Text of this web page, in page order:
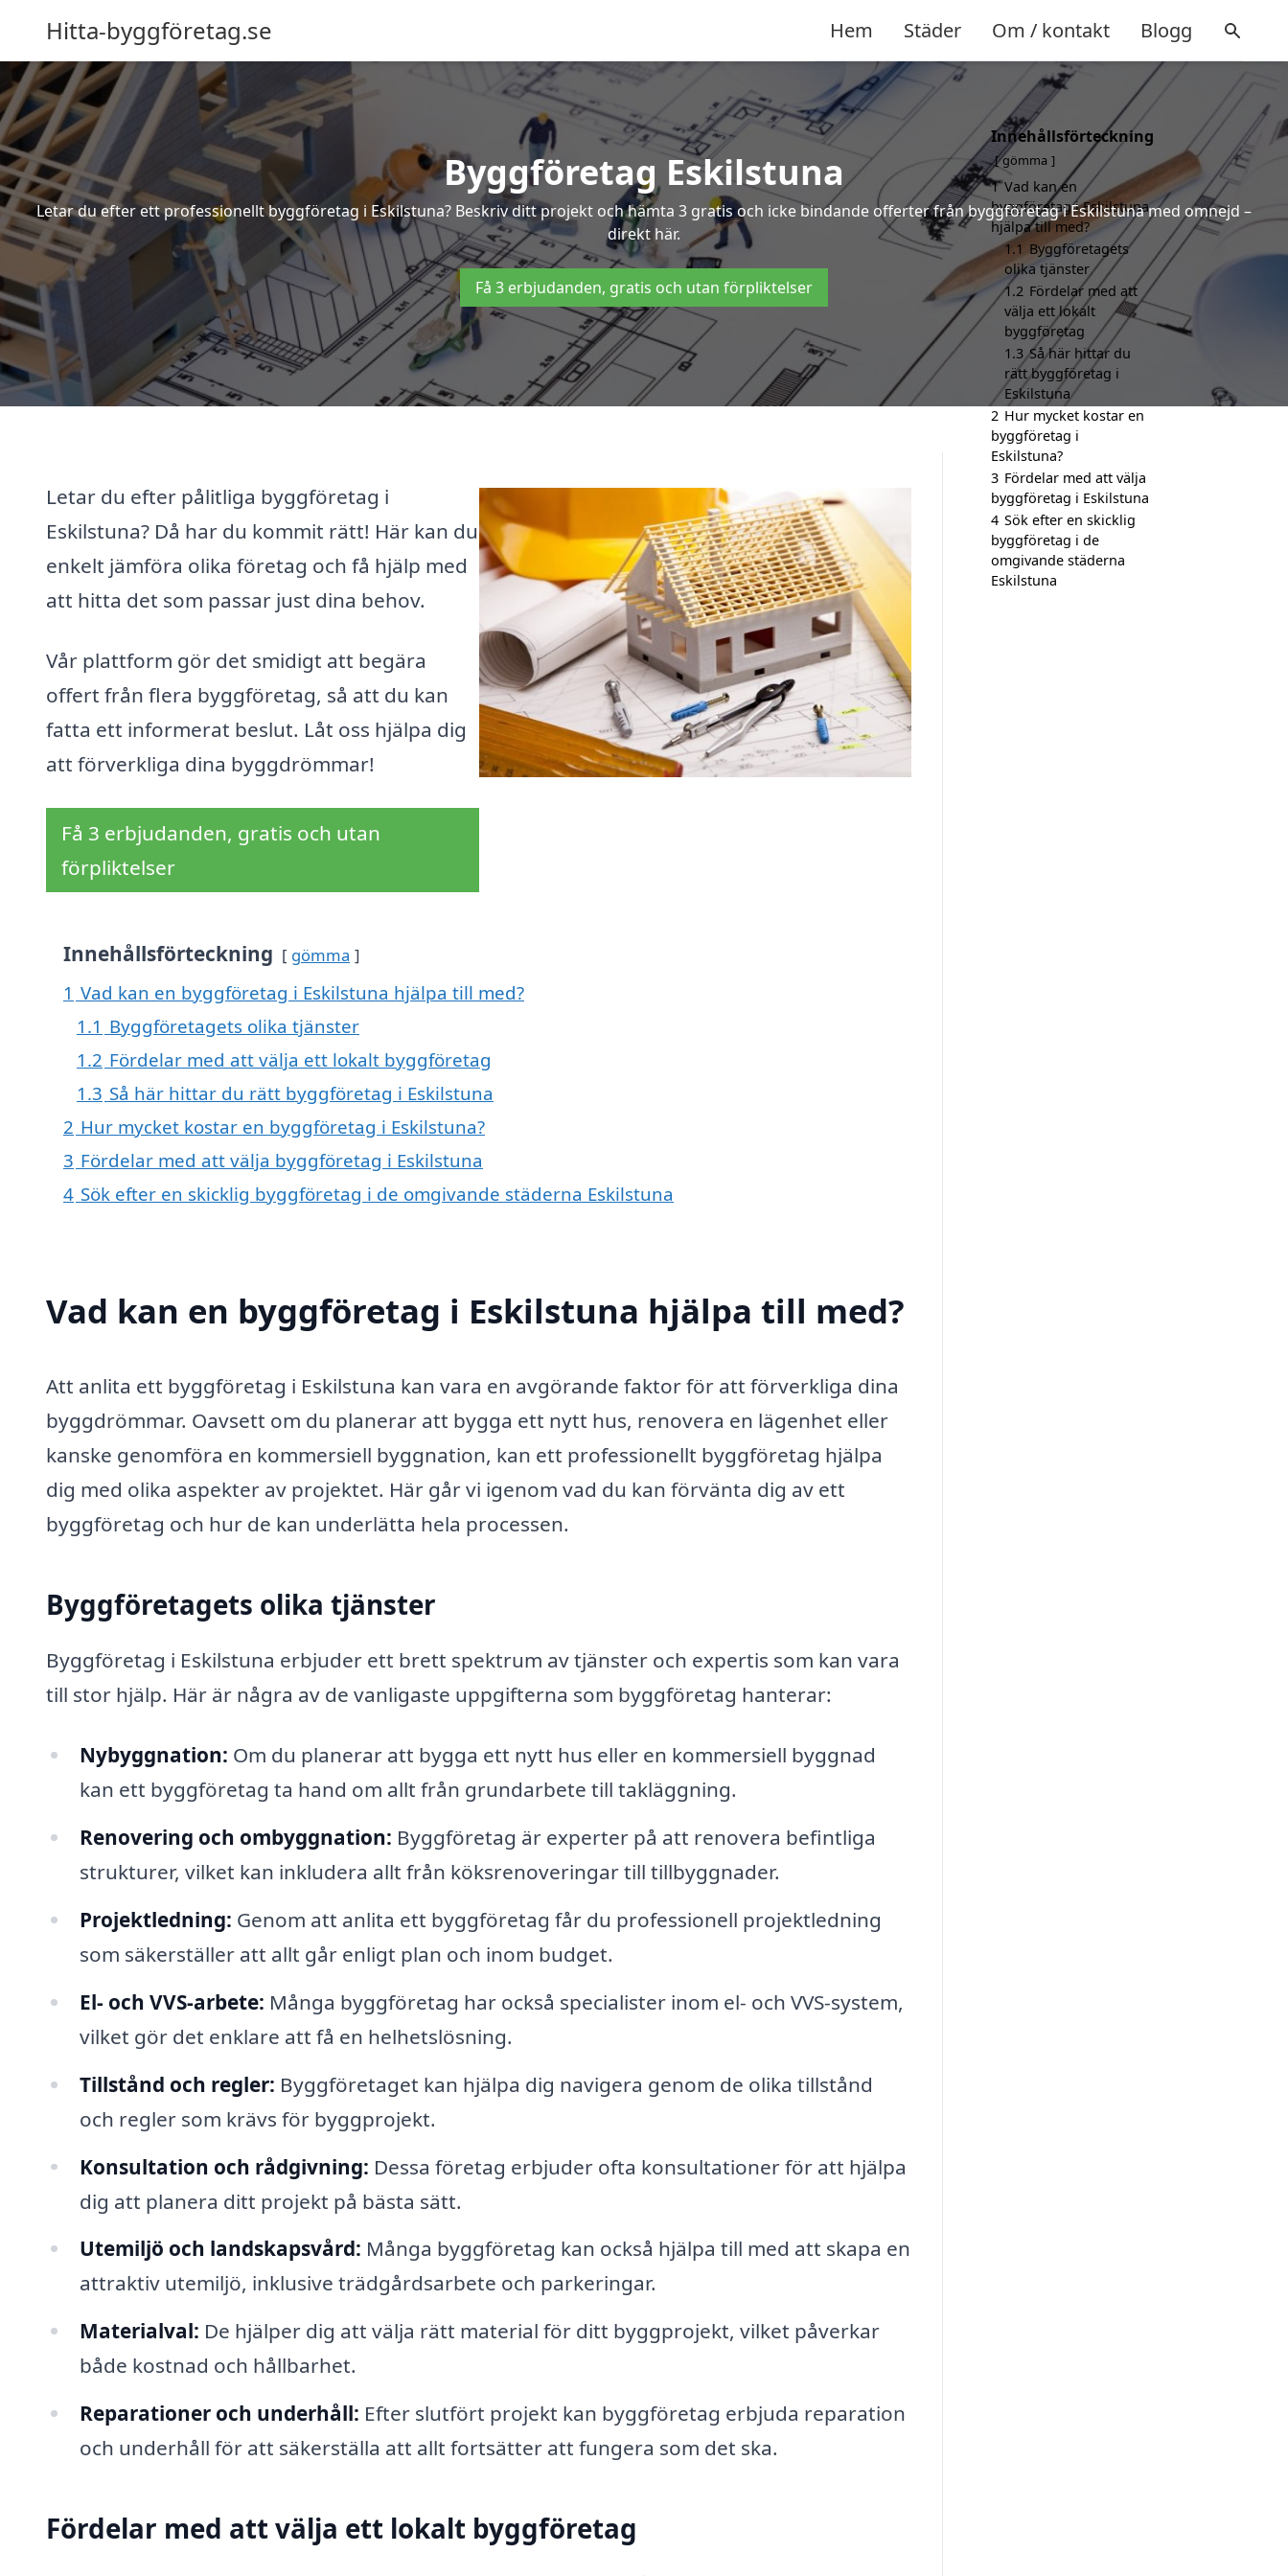
Hitta-byggföretag.se Hem Städer Om / kontakt Blogg
Byggföretag Eskilstuna
Letar du efter ett professionellt byggföretag i Eskilstuna? Beskriv ditt projekt och hämta 3 gratis och icke bindande offerter från byggföretag i Eskilstuna med omnejd –
direkt här.
Få 3 erbjudanden, gratis och utan förpliktelser
Letar du efter pålitliga byggföretag i
Eskilstuna? Då har du kommit rätt! Här kan du
enkelt jämföra olika företag och få hjälp med
att hitta det som passar just dina behov.
Vår plattform gör det smidigt att begära
offert från flera byggföretag, så att du kan
fatta ett informerat beslut. Låt oss hjälpa dig
att förverkliga dina byggdrömmar!
Få 3 erbjudanden, gratis och utan
förpliktelser
Innehållsförteckning gömma
1 Vad kan en byggföretag i Eskilstuna hjälpa till med?
1.1 Byggföretagets olika tjänster
1.2 Fördelar med att välja ett lokalt byggföretag
1.3 Så här hittar du rätt byggföretag i Eskilstuna
2 Hur mycket kostar en byggföretag i Eskilstuna?
3 Fördelar med att välja byggföretag i Eskilstuna
4 Sök efter en skicklig byggföretag i de omgivande städerna Eskilstuna
Vad kan en byggföretag i Eskilstuna hjälpa till med?
Att anlita ett byggföretag i Eskilstuna kan vara en avgörande faktor för att förverkliga dina
byggdrömmar. Oavsett om du planerar att bygga ett nytt hus, renovera en lägenhet eller
kanske genomföra en kommersiell byggnation, kan ett professionellt byggföretag hjälpa
dig med olika aspekter av projektet. Här går vi igenom vad du kan förvänta dig av ett
byggföretag och hur de kan underlätta hela processen.
Byggföretagets olika tjänster
Byggföretag i Eskilstuna erbjuder ett brett spektrum av tjänster och expertis som kan vara
till stor hjälp. Här är några av de vanligaste uppgifterna som byggföretag hanterar:
Nybyggnation: Om du planerar att bygga ett nytt hus eller en kommersiell byggnad
kan ett byggföretag ta hand om allt från grundarbete till takläggning.
Renovering och ombyggnation: Byggföretag är experter på att renovera befintliga
strukturer, vilket kan inkludera allt från köksrenoveringar till tillbyggnader.
Projektledning: Genom att anlita ett byggföretag får du professionell projektledning
som säkerställer att allt går enligt plan och inom budget.
El- och VVS-arbete: Många byggföretag har också specialister inom el- och VVS-system,
vilket gör det enklare att få en helhetslösning.
Tillstånd och regler: Byggföretaget kan hjälpa dig navigera genom de olika tillstånd
och regler som krävs för byggprojekt.
Konsultation och rådgivning: Dessa företag erbjuder ofta konsultationer för att hjälpa
dig att planera ditt projekt på bästa sätt.
Utemiljö och landskapsvård: Många byggföretag kan också hjälpa till med att skapa en
attraktiv utemiljö, inklusive trädgårdsarbete och parkeringar.
Materialval: De hjälper dig att välja rätt material för ditt byggprojekt, vilket påverkar
både kostnad och hållbarhet.
Reparationer och underhåll: Efter slutfört projekt kan byggföretag erbjuda reparation
och underhåll för att säkerställa att allt fortsätter att fungera som det ska.
Fördelar med att välja ett lokalt byggföretag
Innehållsförteckning
gömma
1 Vad kan en
byggföretag i Eskilstuna
hjälpa till med?
1.1 Byggföretagets
olika tjänster
1.2 Fördelar med att
välja ett lokalt
byggföretag
1.3 Så här hittar du
rätt byggföretag i
Eskilstuna
2 Hur mycket kostar en
byggföretag i
Eskilstuna?
3 Fördelar med att välja
byggföretag i Eskilstuna
4 Sök efter en skicklig
byggföretag i de
omgivande städerna
Eskilstuna